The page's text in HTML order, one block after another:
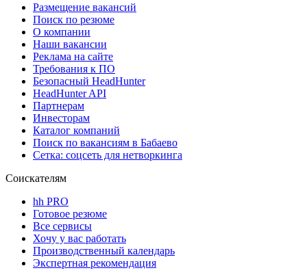
Размещение вакансий
Поиск по резюме
О компании
Наши вакансии
Реклама на сайте
Требования к ПО
Безопасный HeadHunter
HeadHunter API
Партнерам
Инвесторам
Каталог компаний
Поиск по вакансиям в Бабаево
Сетка: соцсеть для нетворкинга
Соискателям
hh PRO
Готовое резюме
Все сервисы
Хочу у вас работать
Производственный календарь
Экспертная рекомендация